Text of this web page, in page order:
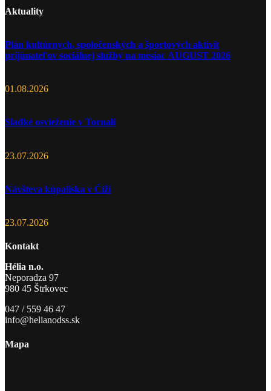
Aktuality
Plán kultúrnych, spoločenských a športových aktivít
prijímateľov sociálnej služby na mesiac AUGUST 2026
01.08.2026
Sladké osvieženie v Tornali
23.07.2026
Návšteva kúpaliska v Číži
23.07.2026
Kontakt
Hélia n.o.
Neporadza 97
980 45 Štrkovec
047 / 559 46 47
info@helianodss.sk
Mapa